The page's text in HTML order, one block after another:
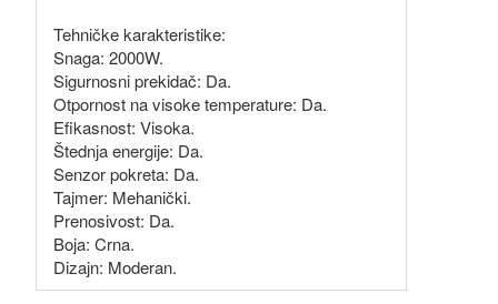
Tehničke karakteristike:
Snaga: 2000W.
Sigurnosni prekidač: Da.
Otpornost na visoke temperature: Da.
Efikasnost: Visoka.
Štednja energije: Da.
Senzor pokreta: Da.
Tajmer: Mehanički.
Prenosivost: Da.
Boja: Crna.
Dizajn: Moderan.